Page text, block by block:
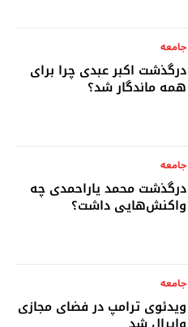
جامعه
درگذشت اکبر عبدی چرا برای
همه ماندگار شد؟
جامعه
درگذشت محمد یاراحمدی چه
واکنش‌هایی داشت؟
جامعه
ویدئوی ترامپ در فضای مجازی